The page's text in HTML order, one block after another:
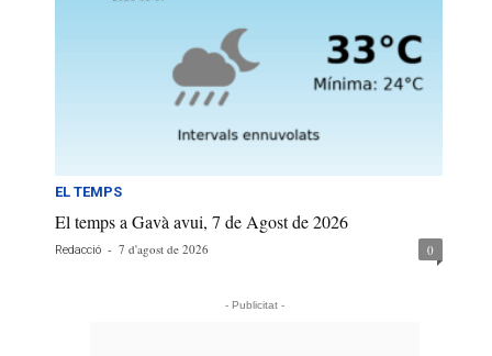
EL TEMPS
El temps a Gavà avui, 7 de Agost de 2026
Redacció - 7 d'agost de 2026 0
- Publicitat -